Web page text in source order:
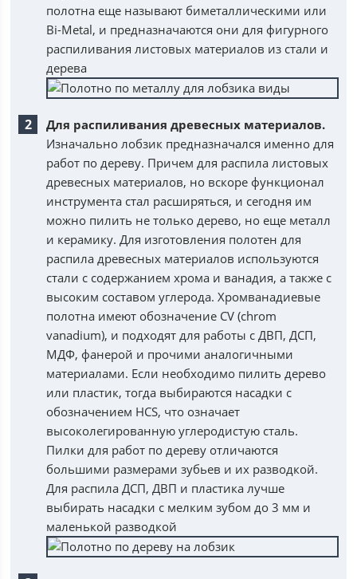
полотна еще называют биметаллическими или
Bi-Metal, и предназначаются они для фигурного
распиливания листовых материалов из стали и
дерева
Для распиливания древесных материалов.
Изначально лобзик предназначался именно для
работ по дереву. Причем для распила листовых
древесных материалов, но вскоре функционал
инструмента стал расширяться, и сегодня им
можно пилить не только дерево, но еще металл
и керамику. Для изготовления полотен для
распила древесных материалов используются
стали с содержанием хрома и ванадия, а также с
высоким составом углерода. Хромванадиевые
полотна имеют обозначение CV (chrom
vanadium), и подходят для работы с ДВП, ДСП,
МДФ, фанерой и прочими аналогичными
материалами. Если необходимо пилить дерево
или пластик, тогда выбираются насадки с
обозначением HCS, что означает
высоколегированную углеродистую сталь.
Пилки для работ по дереву отличаются
большими размерами зубьев и их разводкой.
Для распила ДСП, ДВП и пластика лучше
выбирать насадки с мелким зубом до 3 мм и
маленькой разводкой